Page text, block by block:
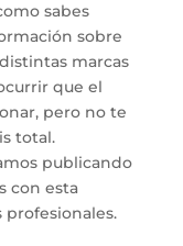
sabes
sobre
marcas
que el
pero no te
total.
publicando
con esta
profesionales.